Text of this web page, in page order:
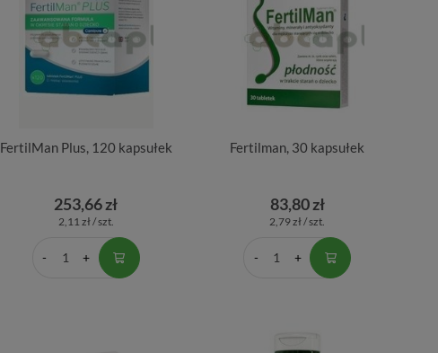
FertilMan Plus, 120 kapsułek
253,66 zł
2,11 zł / szt.
Fertilman, 30 kapsułek
83,80 zł
2,79 zł / szt.